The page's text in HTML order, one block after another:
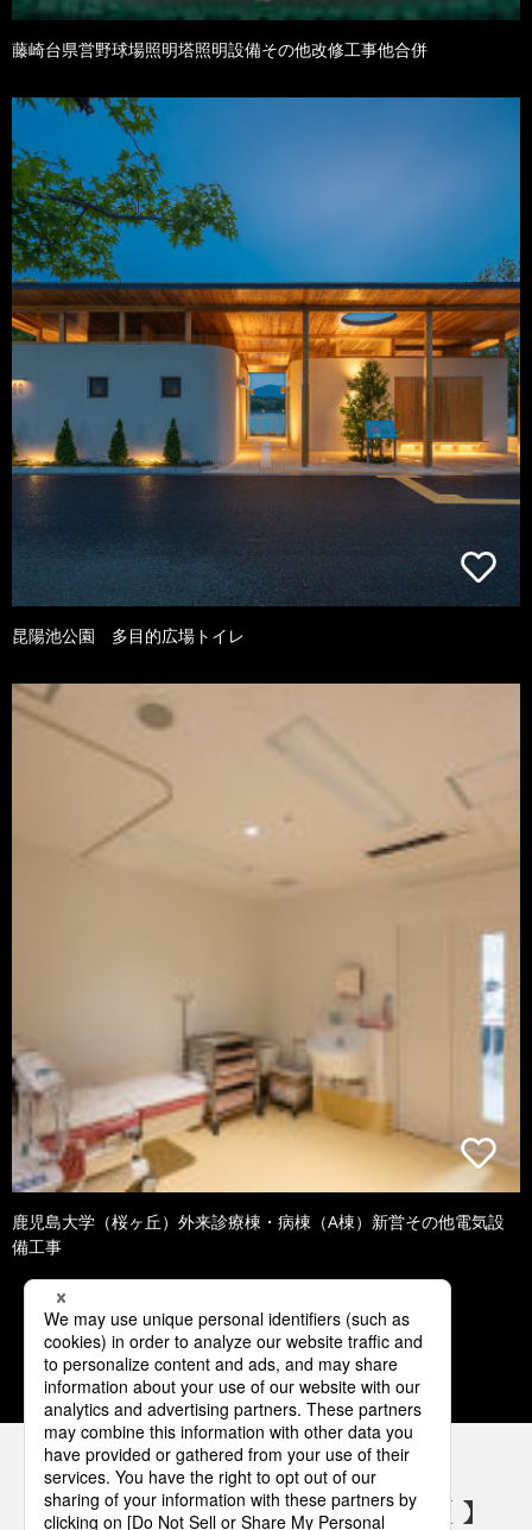
藤崎台県営野球場照明塔照明設備その他改修工事他合併
昆陽池公園 多目的広場トイレ
鹿児島大学（桜ヶ丘）外来診療棟・病棟（A棟）新営その他電気設
備工事
1 2 3 4 5
パナソニックの電気設備 SNSアカウント